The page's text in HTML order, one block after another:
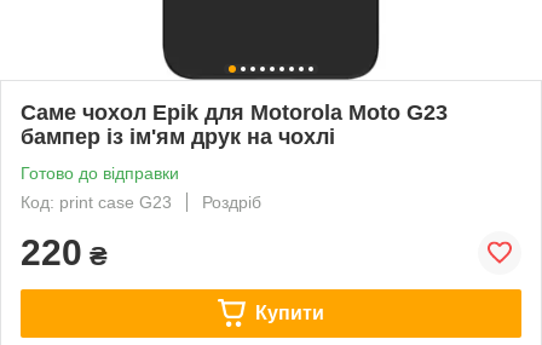
Саме чохол Epik для Motorola Moto G23
бампер із ім'ям друк на чохлі
Готово до відправки
Код: print case G23
Роздріб
220 ₴
Купити